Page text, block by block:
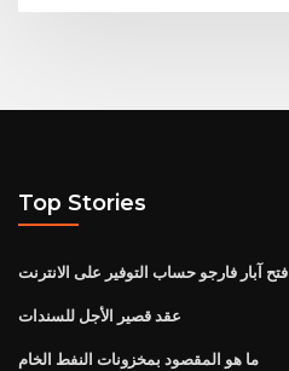
Top Stories
فتح آبار فارجو حساب التوفير على الانترنت
عقد قصير الأجل للسندات
ما هو المقصود بمخزونات النفط الخام